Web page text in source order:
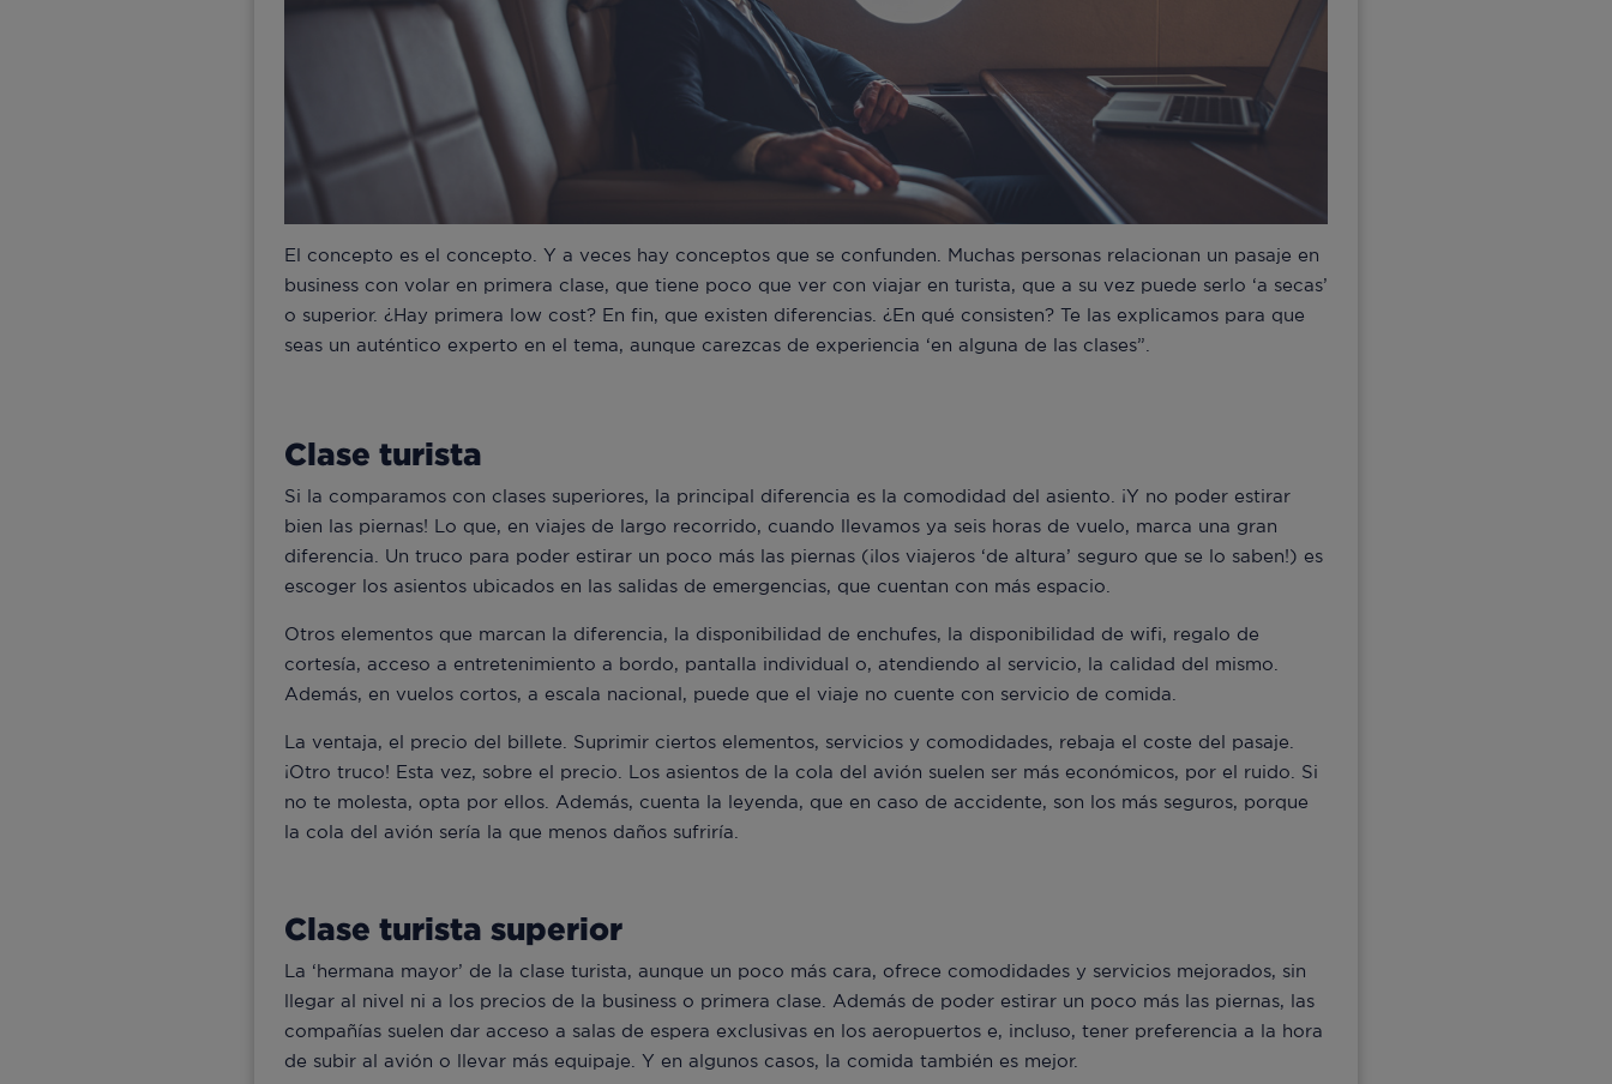
El concepto es el concepto. Y a veces hay conceptos que se confunden. Muchas personas relacionan un pasaje en
business con volar en primera clase, que tiene poco que ver con viajar en turista, que a su vez puede serlo ‘a secas’
o superior. ¿Hay primera low cost? En fin, que existen diferencias. ¿En qué consisten? Te las explicamos para que
seas un auténtico experto en el tema, aunque carezcas de experiencia ‘en alguna de las clases”.
Clase turista
Si la comparamos con clases superiores, la principal diferencia es la comodidad del asiento. ¡Y no poder estirar
bien las piernas! Lo que, en viajes de largo recorrido, cuando llevamos ya seis horas de vuelo, marca una gran
diferencia. Un truco para poder estirar un poco más las piernas (¡los viajeros ‘de altura’ seguro que se lo saben!) es
escoger los asientos ubicados en las salidas de emergencias, que cuentan con más espacio.
Otros elementos que marcan la diferencia, la disponibilidad de enchufes, la disponibilidad de wifi, regalo de
cortesía, acceso a entretenimiento a bordo, pantalla individual o, atendiendo al servicio, la calidad del mismo.
Además, en vuelos cortos, a escala nacional, puede que el viaje no cuente con servicio de comida.
La ventaja, el precio del billete. Suprimir ciertos elementos, servicios y comodidades, rebaja el coste del pasaje.
¡Otro truco! Esta vez, sobre el precio. Los asientos de la cola del avión suelen ser más económicos, por el ruido. Si
no te molesta, opta por ellos. Además, cuenta la leyenda, que en caso de accidente, son los más seguros, porque
la cola del avión sería la que menos daños sufriría.
Clase turista superior
La ‘hermana mayor’ de la clase turista, aunque un poco más cara, ofrece comodidades y servicios mejorados, sin
llegar al nivel ni a los precios de la business o primera clase. Además de poder estirar un poco más las piernas, las
compañías suelen dar acceso a salas de espera exclusivas en los aeropuertos e, incluso, tener preferencia a la hora
de subir al avión o llevar más equipaje. Y en algunos casos, la comida también es mejor.